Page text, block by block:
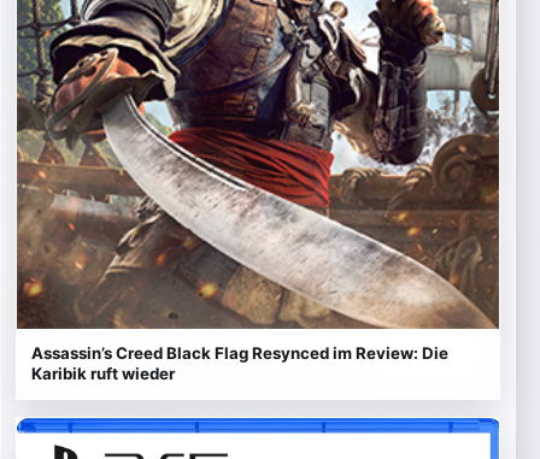
Assassin’s Creed Black Flag Resynced im Review: Die
Karibik ruft wieder